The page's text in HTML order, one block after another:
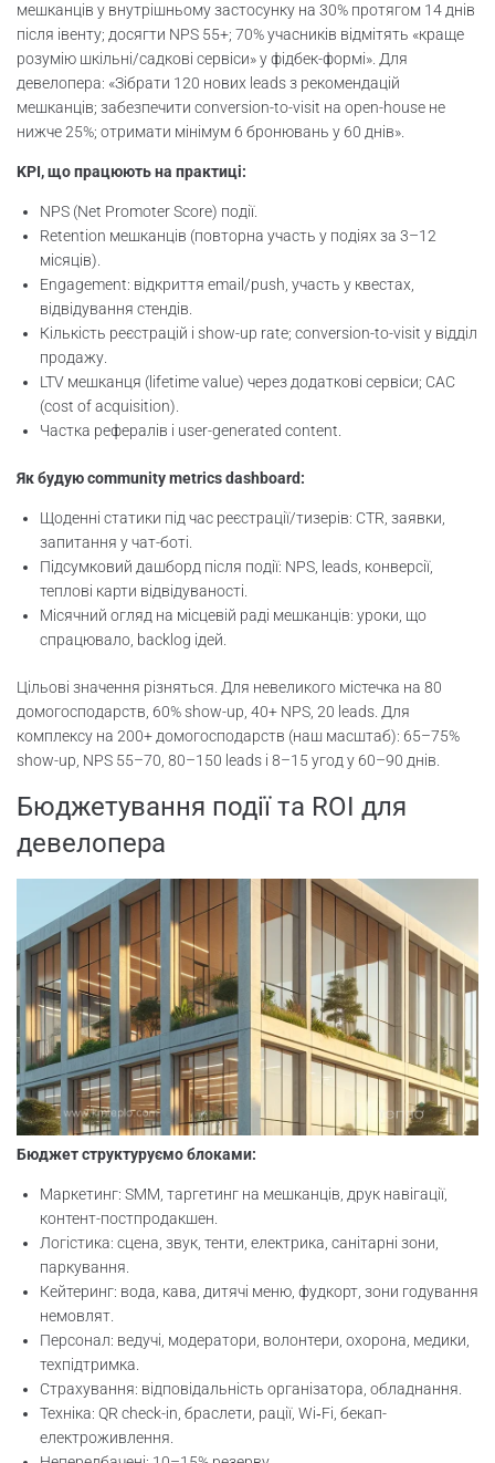
мешканців у внутрішньому застосунку на 30% протягом 14 днів
після івенту; досягти NPS 55+; 70% учасників відмітять «краще
розумію шкільні/садкові сервіси» у фідбек-формі». Для
девелопера: «Зібрати 120 нових leads з рекомендацій
мешканців; забезпечити conversion-to-visit на open-house не
нижче 25%; отримати мінімум 6 бронювань у 60 днів».
KPI, що працюють на практиці:
NPS (Net Promoter Score) події.
Retention мешканців (повторна участь у подіях за 3–12
місяців).
Engagement: відкриття email/push, участь у квестах,
відвідування стендів.
Кількість реєстрацій і show-up rate; conversion-to-visit у відділ
продажу.
LTV мешканця (lifetime value) через додаткові сервіси; CAC
(cost of acquisition).
Частка рефералів і user-generated content.
Як будую community metrics dashboard:
Щоденні статики під час реєстрації/тизерів: CTR, заявки,
запитання у чат-боті.
Підсумковий дашборд після події: NPS, leads, конверсії,
теплові карти відвідуваності.
Місячний огляд на місцевій раді мешканців: уроки, що
спрацювало, backlog ідей.
Цільові значення різняться. Для невеликого містечка на 80
домогосподарств, 60% show-up, 40+ NPS, 20 leads. Для
комплексу на 200+ домогосподарств (наш масштаб): 65–75%
show-up, NPS 55–70, 80–150 leads і 8–15 угод у 60–90 днів.
Бюджетування події та ROI для
девелопера
Бюджет структуруємо блоками:
Маркетинг: SMM, таргетинг на мешканців, друк навігації,
контент-постпродакшен.
Логістика: сцена, звук, тенти, електрика, санітарні зони,
паркування.
Кейтеринг: вода, кава, дитячі меню, фудкорт, зони годування
немовлят.
Персонал: ведучі, модератори, волонтери, охорона, медики,
техпідтримка.
Страхування: відповідальність організатора, обладнання.
Техніка: QR check-in, браслети, рації, Wi‑Fi, бекап-
електроживлення.